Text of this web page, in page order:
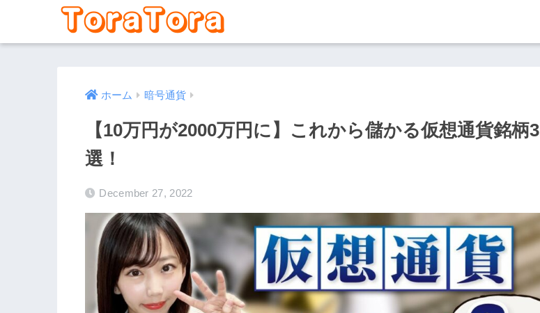
ホーム 暗号通貨
【10万円が2000万円に】これから儲かる仮想通貨銘柄3
選！
December 27, 2022